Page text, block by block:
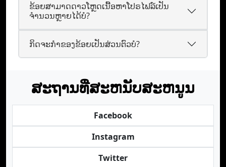
ຂ້ອຍສາມາດດາວໂຫຼດເນື້ອຫາໂປຣໄຟລ໌ເປັນ
ຈຳນວນຫຼາຍໄດ້ບໍ?
ກິດຈະກຳຂອງຂ້ອຍເປັນສ່ວນຕົວບໍ?
ສະຖານທີ່ສະຫນັບສະຫນູນ
Facebook
Instagram
Twitter